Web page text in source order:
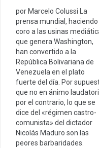
por Marcelo Colussi La
prensa mundial, haciendo
coro a las usinas
que genera Washington,
han convertido a la
República Bolivariana de
Venezuela en el plato
fuerte del día. Por
que no en ánimo
por el contrario, lo que se
dice del «régimen castro-
comunista» del dictador
Nicolás Maduro son las
peores barbaridades.